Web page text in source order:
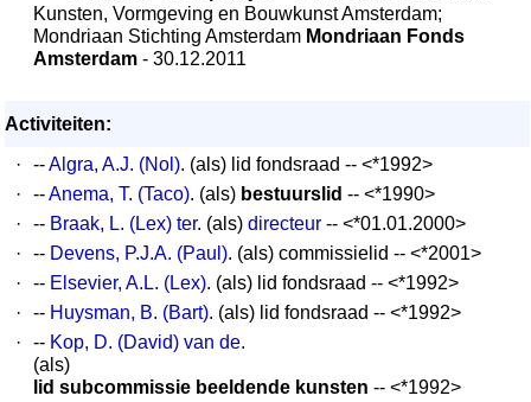
Kunsten, Vormgeving en Bouwkunst Amsterdam;
Mondriaan Stichting Amsterdam Mondriaan Fonds
Amsterdam - 30.12.2011
Activiteiten:
·
--Algra, A.J. (Nol). (als) lid fondsraad -- <*1992>
·
--Anema, T. (Taco). (als) bestuurslid -- <*1990>
·
-- Braak, L. (Lex) ter. (als) directeur -- <*01.01.2000>
·
-- Devens, P.J.A. (Paul). (als) commissielid -- <*2001>
·
-- Elsevier, A.L. (Lex). (als) lid fondsraad -- <*1992>
·
-- Huysman, B. (Bart). (als) lid fondsraad -- <*1992>
·
-- Kop, D. (David) van de.
(als)
lid subcommissie beeldende kunsten -- <*1992>